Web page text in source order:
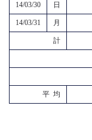
14/03/30 日
14/03/31 月
計
平 均